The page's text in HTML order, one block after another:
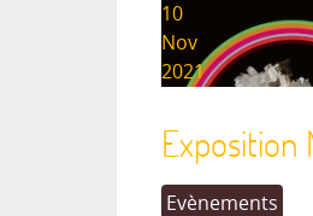
10
Nov
2021
Exposition
Evènements